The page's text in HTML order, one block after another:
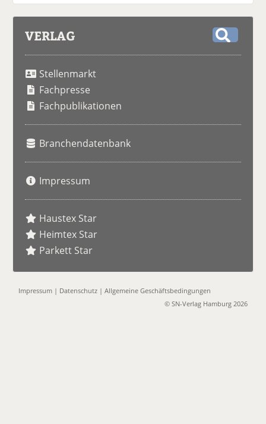
VERLAG
Stellenmarkt
Fachpresse
Fachpublikationen
Branchendatenbank
Impressum
Haustex Star
Heimtex Star
Parkett Star
Impressum | Datenschutz |Allgemeine Geschäftsbedingungen
© SN-Verlag Hamburg 2026